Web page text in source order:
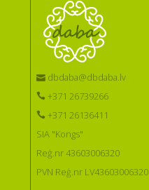
dbdaba@dbdaba.lv
+371 26739266
+371 26136411
SIA "Kongs"
Reģ.nr 43603006320
PVN Reģ.nr LV43603006320